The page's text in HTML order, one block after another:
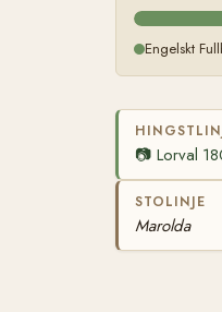
Engelskt
📷 Lorval
STOLINJE
Marolda